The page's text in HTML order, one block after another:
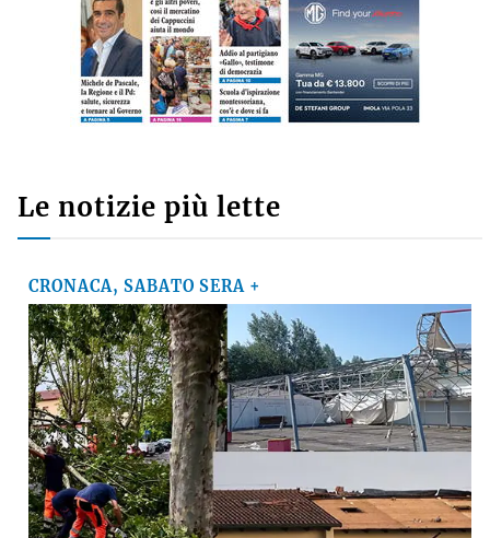
Le notizie più lette
CRONACA, SABATO SERA +